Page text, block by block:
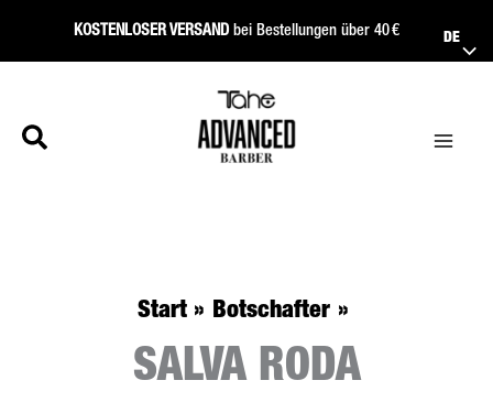
Inhalt
KOSTENLOSER VERSANDbei Bestellungen über 40 € DE
Start Botschafter
SALVA RODA